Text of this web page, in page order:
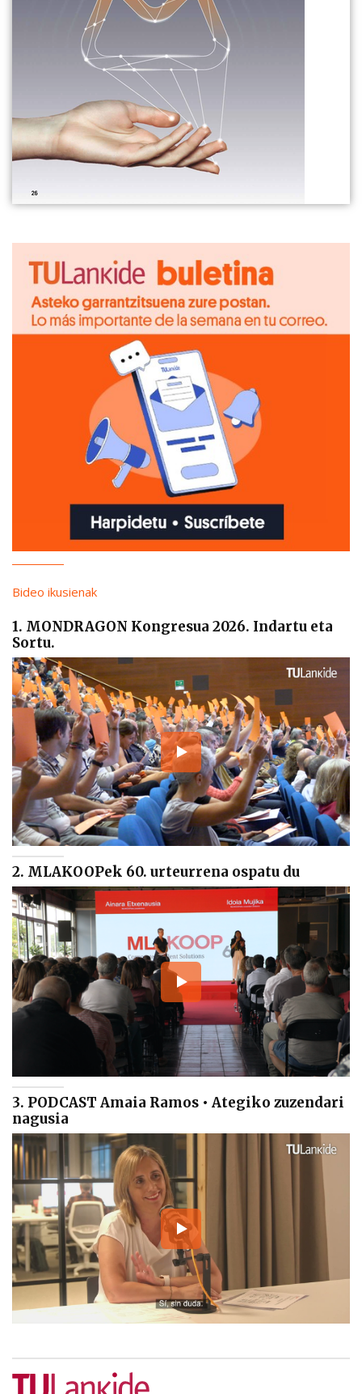
Bideo ikusienak
1. MONDRAGON Kongresua 2026. Indartu eta
Sortu.
2. MLAKOOPek 60. urteurrena ospatu du
3. PODCAST Amaia Ramos • Ategiko zuzendari
nagusia